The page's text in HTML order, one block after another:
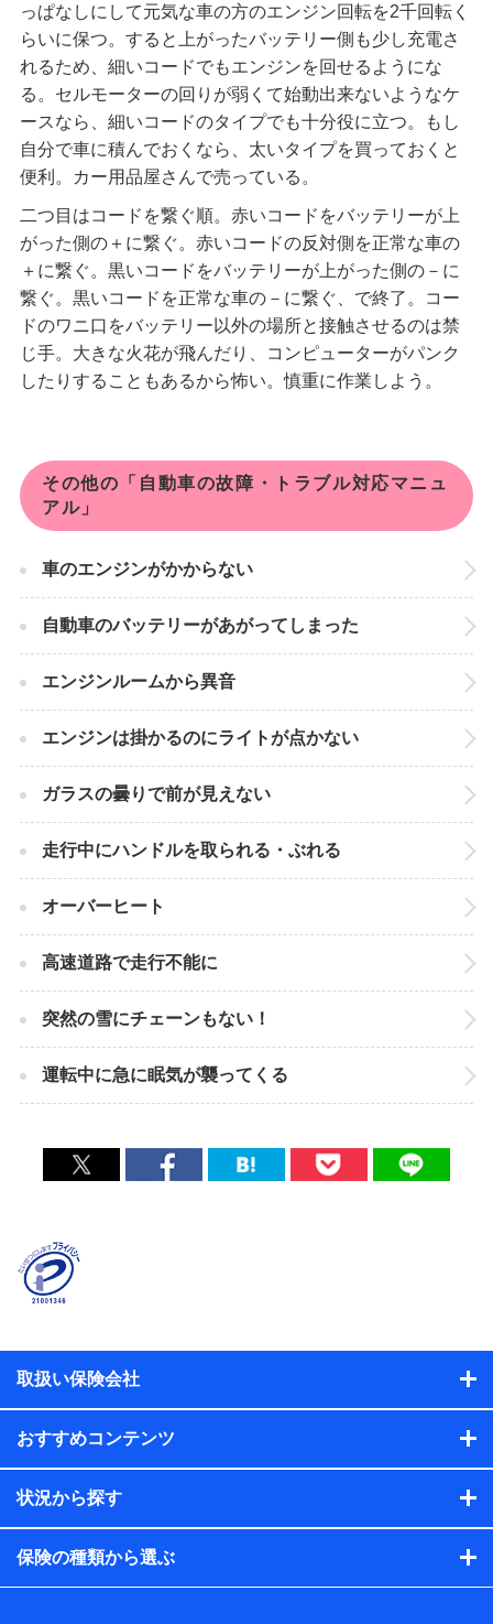
っぱなしにして元気な車の方のエンジン回転を2千回転く
らいに保つ。すると上がったバッテリー側も少し充電さ
れるため、細いコードでもエンジンを回せるようにな
る。セルモーターの回りが弱くて始動出来ないようなケ
ースなら、細いコードのタイプでも十分役に立つ。もし
自分で車に積んでおくなら、太いタイプを買っておくと
便利。カー用品屋さんで売っている。
二つ目はコードを繋ぐ順。赤いコードをバッテリーが上
がった側の＋に繋ぐ。赤いコードの反対側を正常な車の
＋に繋ぐ。黒いコードをバッテリーが上がった側の－に
繋ぐ。黒いコードを正常な車の－に繋ぐ、で終了。コー
ドのワニ口をバッテリー以外の場所と接触させるのは禁
じ手。大きな火花が飛んだり、コンピューターがパンク
したりすることもあるから怖い。慎重に作業しよう。
その他の「自動車の故障・トラブル対応マニュ
アル」
車のエンジンがかからない
自動車のバッテリーがあがってしまった
エンジンルームから異音
エンジンは掛かるのにライトが点かない
ガラスの曇りで前が見えない
走行中にハンドルを取られる・ぶれる
オーバーヒート
高速道路で走行不能に
突然の雪にチェーンもない！
運転中に急に眠気が襲ってくる
取扱い保険会社
おすすめコンテンツ
状況から探す
保険の種類から選ぶ